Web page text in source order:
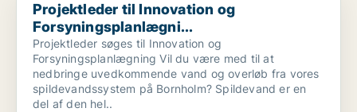
Projektleder til Innovation og
Forsyningsplanlægni...
Projektleder søges til Innovation og
Forsyningsplanlægning Vil du være med til at
nedbringe uvedkommende vand og overløb fra vores
spildevandssystem på Bornholm? Spildevand er en
del af den hel..